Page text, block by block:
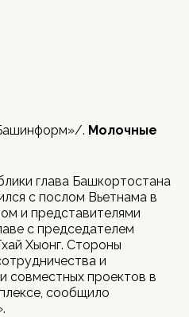
. Молочные
глава Башкортостана
с послом Вьетнама в
и представителями
с председателем
Хыонг. Стороны
и
совместных проектов в
сообщило